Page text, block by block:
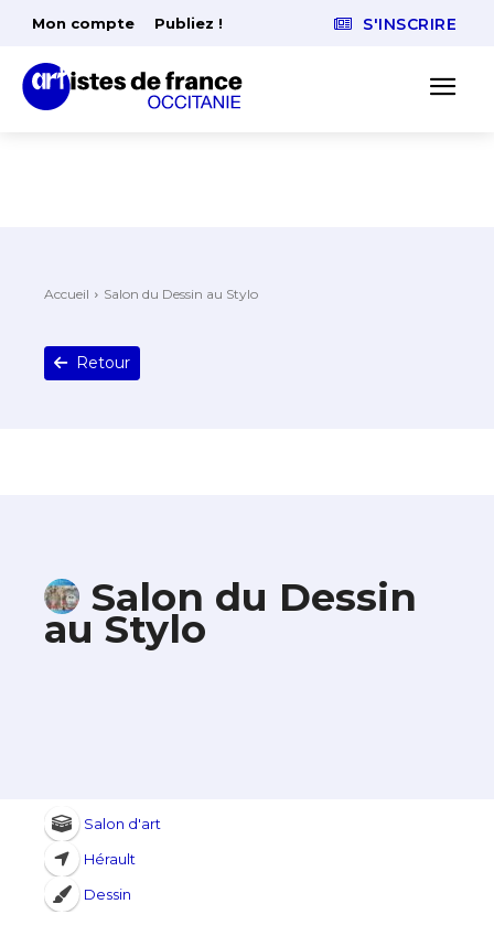
Mon compte Publiez ! S'INSCRIRE
Accueil Salon du Dessin au Stylo
Retour
Salon du Dessin
au Stylo
Salon d'art
Hérault
Dessin